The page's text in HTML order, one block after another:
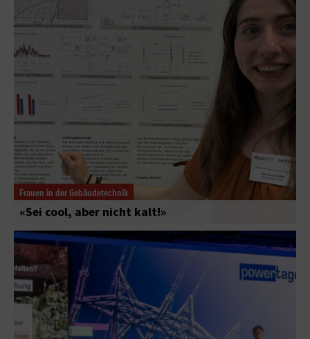
Frauen in der Gebäudetechnik
«Sei cool, aber nicht kalt!»